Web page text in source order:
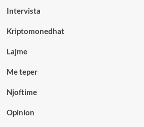
Intervista
Kriptomonedhat
Lajme
Me teper
Njoftime
Opinion